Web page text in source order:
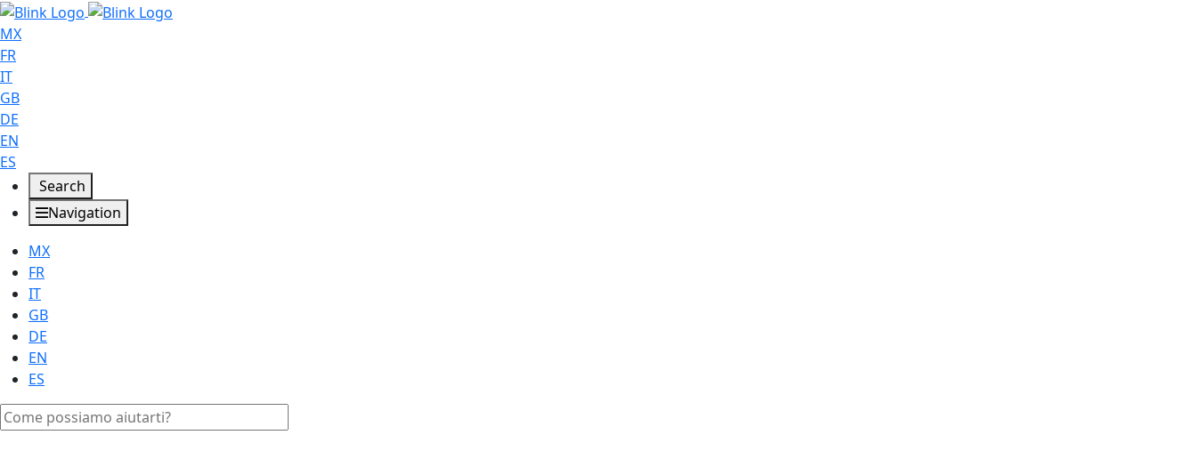
MX
FR
IT
GB
DE
EN
ES
Search
Navigation
MX
FR
IT
GB
DE
EN
ES